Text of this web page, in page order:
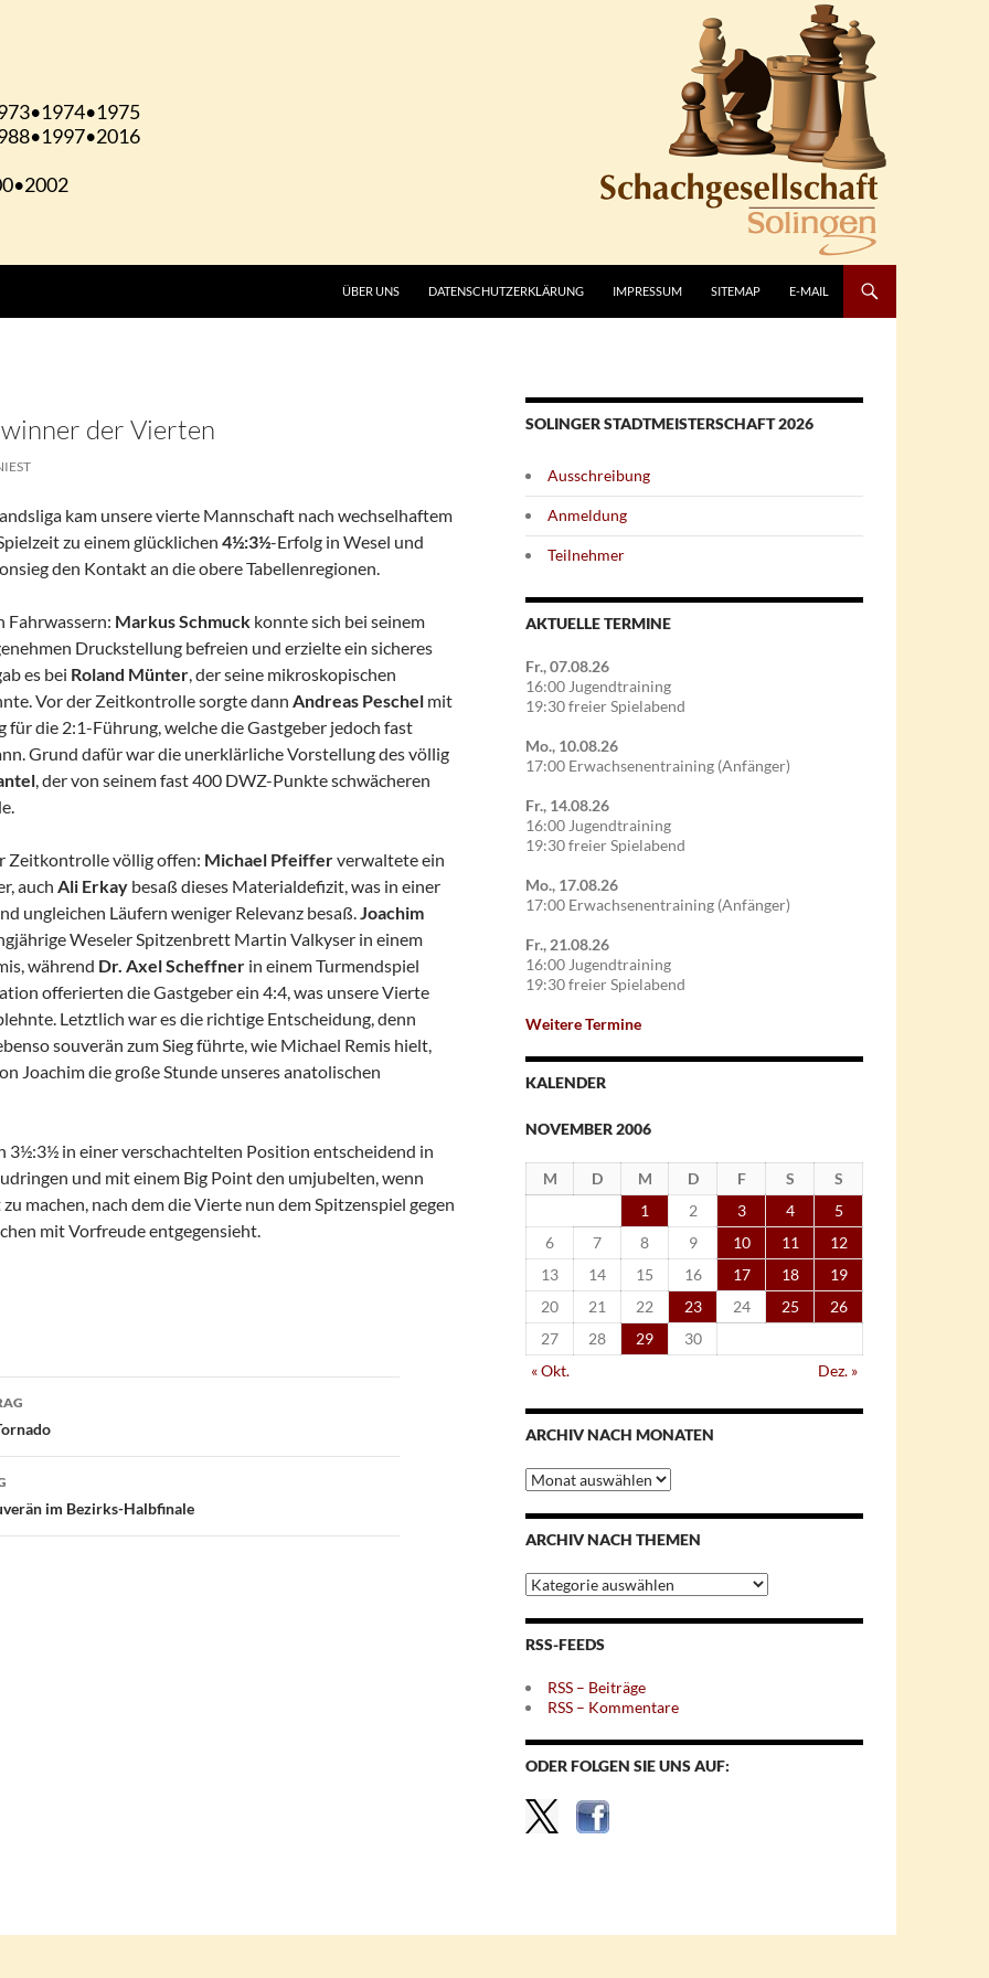
ÜBER UNS DATENSCHUTZERKLÄRUNG IMPRESSUM SITEMAP E-MAIL
der Vierten
kam unsere vierte Mannschaft nach wechselhaftem
zu einem glücklichen 4½:3½-Erfolg in Wesel und
den Kontakt an die obere Tabellenregionen.
Fahrwassern: Markus Schmuck konnte sich bei seinem
Druckstellung befreien und erzielte ein sicheres
es bei Roland Münter, der seine mikroskopischen
Vor der Zeitkontrolle sorgte dann Andreas Peschel mit
für die 2:1-Führung, welche die Gastgeber jedoch fast
Grund dafür war die unerklärliche Vorstellung des völlig
, der von seinem fast 400 DWZ-Punkte schwächeren
Zeitkontrolle völlig offen: Michael Pfeifferverwaltete ein
auch Ali Erkay besaß dieses Materialdefizit, was in einer
ungleichen Läufern weniger Relevanz besaß.Joachim
Weseler Spitzenbrett Martin Valkyser in einem
während Dr. Axel Scheffner in einem Turmendspiel
offerierten die Gastgeber ein 4:4, was unsere Vierte
Letztlich war es die richtige Entscheidung, denn
souverän zum Sieg führte, wie Michael Remis hielt,
Joachim die große Stunde unseres anatolischen
3½:3½ in einer verschachtelten Position entscheidend in
und mit einem Big Point den umjubelten, wenn
machen, nach dem die Vierte nun dem Spitzenspiel gegen
mit Vorfreude entgegensieht.
im Bezirks-Halbfinale
SOLINGER STADTMEISTERSCHAFT 2026
Ausschreibung
Anmeldung
Teilnehmer
AKTUELLE TERMINE
Fr., 07.08.26
16:00 Jugendtraining
19:30 freier Spielabend
Mo., 10.08.26
17:00 Erwachsenentraining (Anfänger)
Fr., 14.08.26
16:00 Jugendtraining
19:30 freier Spielabend
Mo., 17.08.26
17:00 Erwachsenentraining (Anfänger)
Fr., 21.08.26
16:00 Jugendtraining
19:30 freier Spielabend
Weitere Termine
KALENDER
NOVEMBER 2006
M D M D F S
S
1
2 3 4
5
6
7 8 9 10 11
12
13
14 15 16 17 18
19
20
21 22 23 24 25
26
27
28 29
30
« Okt.
Dez. »
ARCHIV NACH MONATEN
Archiv
nach
Monaten
ARCHIV NACH THEMEN
Archiv
nach
Themen
RSS-FEEDS
RSS – Beiträge
RSS – Kommentare
ODER FOLGEN SIE UNS AUF: